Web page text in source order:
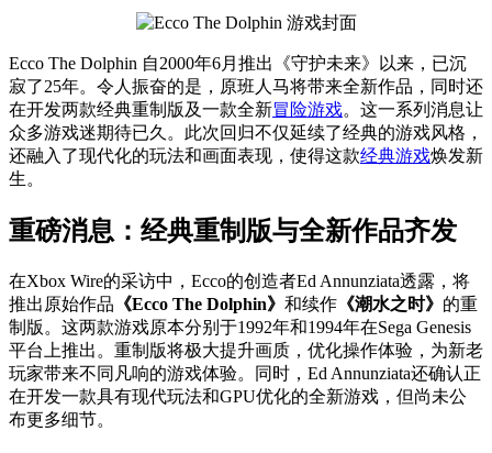
Ecco The Dolphin 自2000年6月推出《守护未来》以来，已沉
寂了25年。令人振奋的是，原班人马将带来全新作品，同时还
在开发两款经典重制版及一款全新冒险游戏。这一系列消息让
众多游戏迷期待已久。此次回归不仅延续了经典的游戏风格，
还融入了现代化的玩法和画面表现，使得这款经典游戏焕发新
生。
重磅消息：经典重制版与全新作品齐发
在Xbox Wire的采访中，Ecco的创造者Ed Annunziata透露，将
推出原始作品 《Ecco The Dolphin》 和续作 《潮水之时》 的重
制版。这两款游戏原本分别于1992年和1994年在Sega Genesis
平台上推出。重制版将极大提升画质，优化操作体验，为新老
玩家带来不同凡响的游戏体验。同时，Ed Annunziata还确认正
在开发一款具有现代玩法和GPU优化的全新游戏，但尚未公
布更多细节。